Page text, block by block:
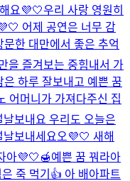
요💜🤍우리 사랑 영원히
어제 공연은 너무 감
한 대만에서 좋은 추억
을 즐겨보는 중힘내서 가
하루 잘보내고 예쁜 꿈
어머니가 가져다주신 집
보내요 우리도 오늘은
날보내세요오💜🤍 새해
아💜🤍🍯예쁜 꿈 꿔라아
은 죽 먹기👍 아 배아파트